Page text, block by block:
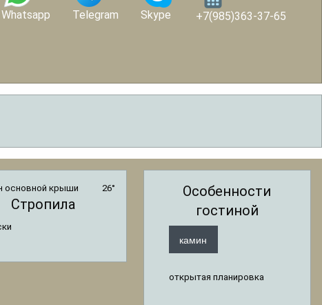
Whatsapp Telegram Skype +7(985)363-37-65
основной крыши 26°
Стропила
Особенности
гостиной
камин
открытая планировка